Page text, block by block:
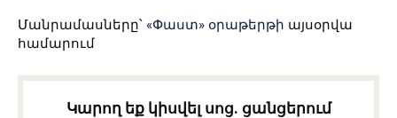
Մանրամասները՝ «Փաստ» օրաթերթի այսօրվա
համարում
Կարող եք կիսվել սոց․ ցանցերում